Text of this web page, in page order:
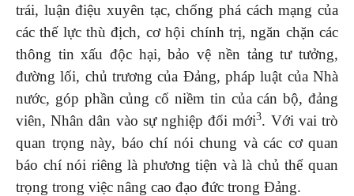
trái, luận điệu xuyên tạc, chống phá cách mạng của
các thế lực thù địch, cơ hội chính trị, ngăn chặn các
thông tin xấu độc hại, bảo vệ nền tảng tư tưởng,
đường lối, chủ trương của Đảng, pháp luật của Nhà
nước, góp phần củng cố niềm tin của cán bộ, đảng
viên, Nhân dân vào sự nghiệp đổi mới3. Với vai trò
quan trọng này, báo chí nói chung và các cơ quan
báo chí nói riêng là phương tiện và là chủ thể quan
trọng trong việc nâng cao đạo đức trong Đảng.